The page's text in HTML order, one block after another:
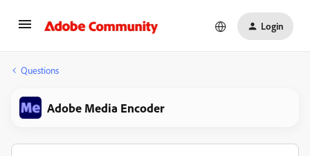
Login
Questions
Adobe Media Encoder